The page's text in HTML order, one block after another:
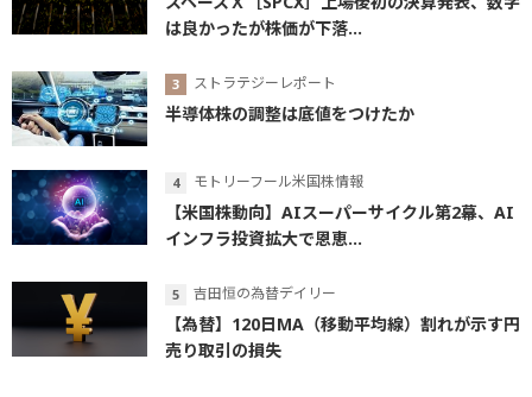
は良かったが株価が下落...
ストラテジーレポート
半導体株の調整は底値をつけたか
モトリーフール米国株情報
【米国株動向】AIスーパーサイクル第2幕、AI
インフラ投資拡大で恩恵...
吉田恒の為替デイリー
【為替】120日MA（移動平均線）割れが示す円
売り取引の損失